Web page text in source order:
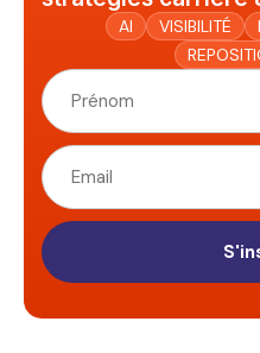
AI VISIBILITÉ